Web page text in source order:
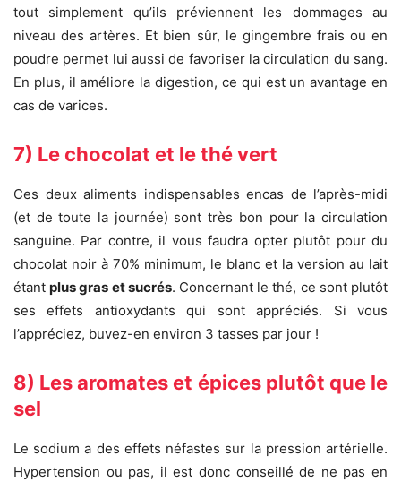
tout simplement qu’ils préviennent les dommages au
niveau des artères. Et bien sûr, le gingembre frais ou en
poudre permet lui aussi de favoriser la circulation du sang.
En plus, il améliore la digestion, ce qui est un avantage en
cas de varices.
7) Le chocolat et le thé vert
Ces deux aliments indispensables encas de l’après-midi
(et de toute la journée) sont très bon pour la circulation
sanguine. Par contre, il vous faudra opter plutôt pour du
chocolat noir à 70% minimum, le blanc et la version au lait
étantplus gras et sucrés. Concernant le thé, ce sont plutôt
ses effets antioxydants qui sont appréciés. Si vous
l’appréciez, buvez-en environ 3 tasses par jour !
8) Les aromates et épices plutôt que le
sel
Le sodium a des effets néfastes sur la pression artérielle.
Hypertension ou pas, il est donc conseillé de ne pas en